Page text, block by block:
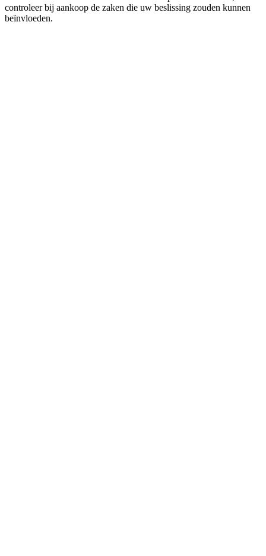
controleer bij aankoop de zaken die uw beslissing zouden kunnen
beïnvloeden.